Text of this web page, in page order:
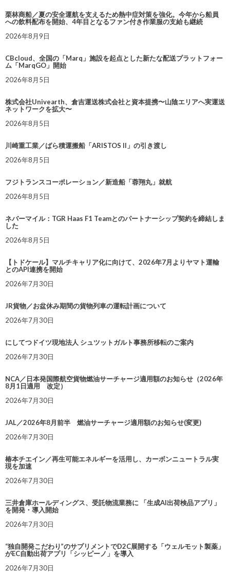
栗林商船／夏の安全運航を支えるため熱中症対策を強化。今年から船員
への飲料配布を開始、4年目となるファン付き作業服の支給も継続
2026年8月9日
CBcloud、全国の「Marq」施設を起点とした新たな配送プラットフォー
ム「MarqGO」開始
2026年8月5日
株式会社Univearth、倉吉運送株式会社と資本提携〜山陰エリアへ実運送
ネットワークを拡大〜
2026年8月5日
川崎重工業／ばら積運搬船「ARISTOS II」の引き渡し
2026年8月5日
フジトランスコーポレーション／新造船「蓉翔丸」就航
2026年8月5日
ネバーマイル：TGR Haas F1 Teamとのパートナーシップ契約を締結しま
した
2026年8月5日
【トドケール】マルチキャリア化に向けて、2026年7月よりヤマト運輸
とのAPI連携を開始
2026年7月30日
JR貨物／お盆休み期間の貨物列車の運転計画について
2026年7月30日
にしてつドイツ現地法人 シュツットガルト事務所移転のご案内
2026年7月30日
NCA／日本発国際航空貨物燃油サーチャージ適用額のお知らせ（2026年
8月1日適用 改定）
2026年7月30日
JAL／2026年8月前半 燃油サーチャージ適用額のお知らせ(変更)
2026年7月30日
椿本チエイン／再生可能エネルギーを活用し、カーボンニュートラル実
現を加速
2026年7月30日
三井倉庫ホールディングス、受託物流業務に 「生成AI出荷検品アプリ」
を開発・導入開始
2026年7月30日
“独自開発こだわり”のサプリメントでD2C展開する「ウェルモット製薬」
がEC自動出荷アプリ「シッピーノ」を導入
2026年7月30日